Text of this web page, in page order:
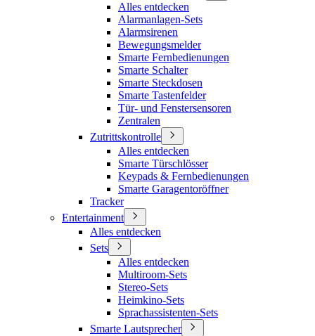
Alles entdecken
Alarmanlagen-Sets
Alarmsirenen
Bewegungsmelder
Smarte Fernbedienungen
Smarte Schalter
Smarte Steckdosen
Smarte Tastenfelder
Tür- und Fenstersensoren
Zentralen
Zutrittskontrolle
Alles entdecken
Smarte Türschlösser
Keypads & Fernbedienungen
Smarte Garagentoröffner
Tracker
Entertainment
Alles entdecken
Sets
Alles entdecken
Multiroom-Sets
Stereo-Sets
Heimkino-Sets
Sprachassistenten-Sets
Smarte Lautsprecher